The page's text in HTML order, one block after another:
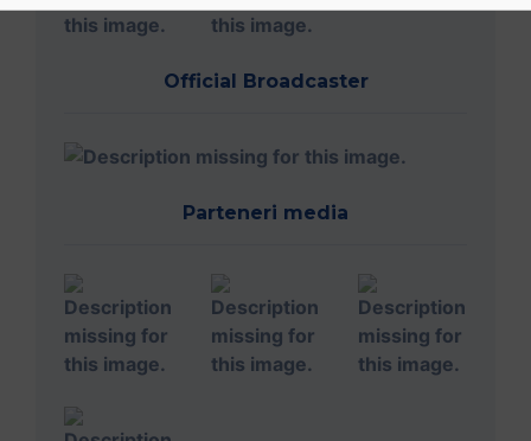
Official Broadcaster
Parteneri media